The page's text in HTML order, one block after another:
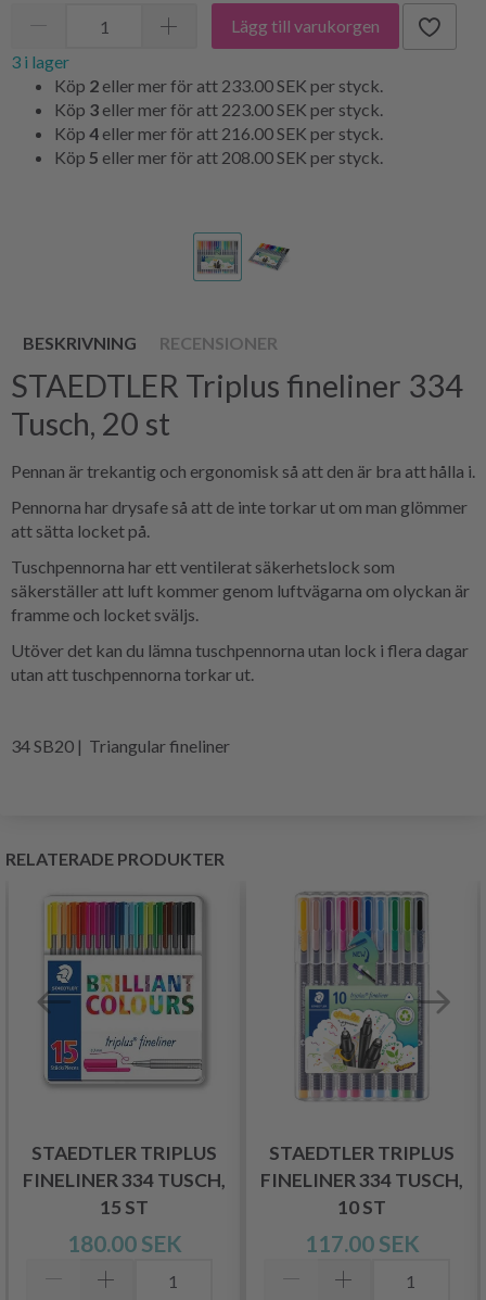
Lägg till varukorgen
3 i lager
Köp 2 eller mer för att 233.00 SEK per styck.
Köp 3 eller mer för att 223.00 SEK per styck.
Köp 4 eller mer för att 216.00 SEK per styck.
Köp 5 eller mer för att 208.00 SEK per styck.
BESKRIVNING RECENSIONER
STAEDTLER Triplus fineliner 334
Tusch, 20 st
Pennan är trekantig och ergonomisk så att den är bra att hålla i.
Pennorna har drysafe så att de inte torkar ut om man glömmer
att sätta locket på.
Tuschpennorna har ett ventilerat säkerhetslock som
säkerställer att luft kommer genom luftvägarna om olyckan är
framme och locket sväljs.
Utöver det kan du lämna tuschpennorna utan lock i flera dagar
utan att tuschpennorna torkar ut.
34 SB20 | Triangular fineliner
RELATERADE PRODUKTER
STAEDTLER TRIPLUS
FINELINER 334 TUSCH,
15 ST
180.00 SEK
STAEDTLER TRIPLUS
FINELINER 334 TUSCH,
10 ST
117.00 SEK